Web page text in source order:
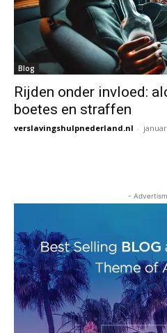
Blog
Rijden onder invloed:
boetes en straffen
verslavingshulpnederland.nl -
-